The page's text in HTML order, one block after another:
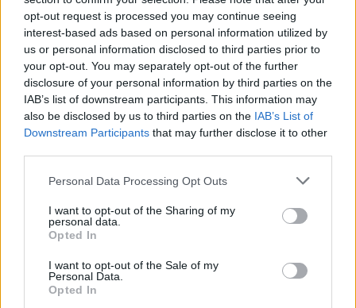
opt-out request is processed you may continue seeing
interest-based ads based on personal information utilized by
us or personal information disclosed to third parties prior to
your opt-out. You may separately opt-out of the further
disclosure of your personal information by third parties on the
IAB’s list of downstream participants. This information may
also be disclosed by us to third parties on the IAB’s List of
Downstream Participants that may further disclose it to other
Personal Data Processing Opt Outs
I want to opt-out of the Sharing of my
personal data.
Opted In
I want to opt-out of the Sale of my
Personal Data.
Opted In
Marcos Leonardo laat eerste indruk achter bij
Ajax: 'Hier gaan fans van genieten'
Resterend oefenprogramma Ajax: waar zijn de
duels te zien
blijft cruciaal
Ajax-talent Mohamed Abdalla schrijft Europese
geschiedenis
Shane Kluivert krijgt kans van Flick en begint in
de basis bij FC Barcelona